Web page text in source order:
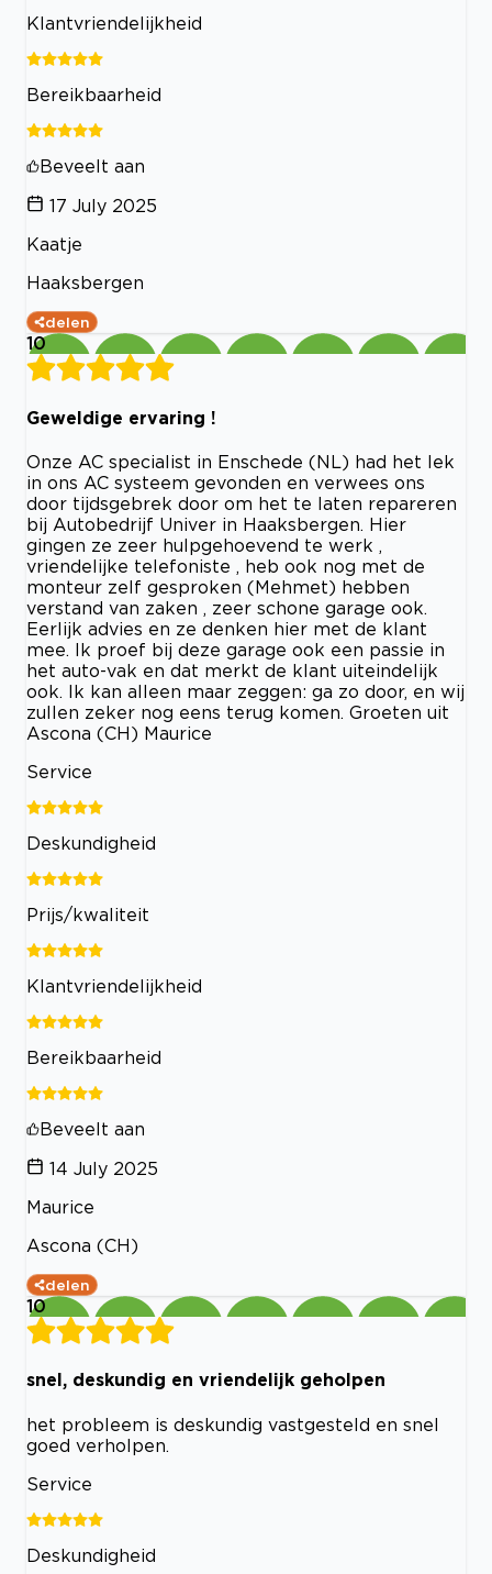
Klantvriendelijkheid
Bereikbaarheid
Beveelt aan
17 July 2025
Kaatje
Haaksbergen
delen
10
Geweldige ervaring !
Onze AC specialist in Enschede (NL) had het lek
in ons AC systeem gevonden en verwees ons
door tijdsgebrek door om het te laten repareren
bij Autobedrijf Univer in Haaksbergen. Hier
gingen ze zeer hulpgehoevend te werk ,
vriendelijke telefoniste , heb ook nog met de
monteur zelf gesproken (Mehmet) hebben
verstand van zaken , zeer schone garage ook.
Eerlijk advies en ze denken hier met de klant
mee. Ik proef bij deze garage ook een passie in
het auto-vak en dat merkt de klant uiteindelijk
ook. Ik kan alleen maar zeggen: ga zo door, en wij
zullen zeker nog eens terug komen. Groeten uit
Ascona (CH) Maurice
Service
Deskundigheid
Prijs/kwaliteit
Klantvriendelijkheid
Bereikbaarheid
Beveelt aan
14 July 2025
Maurice
Ascona (CH)
delen
10
snel, deskundig en vriendelijk geholpen
het probleem is deskundig vastgesteld en snel
goed verholpen.
Service
Deskundigheid